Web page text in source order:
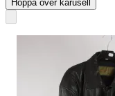
Hoppa över karusell